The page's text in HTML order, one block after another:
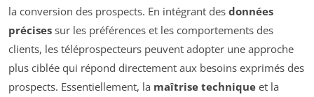
la conversion des prospects. En intégrant des données
précises sur les préférences et les comportements des
clients, les téléprospecteurs peuvent adopter une approche
plus ciblée qui répond directement aux besoins exprimés des
prospects. Essentiellement, la maîtrise technique et la